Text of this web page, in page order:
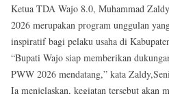
Ketua TDA Wajo 8.0, Muhammad
2026 merupakan program unggulan
inspiratif bagi pelaku usaha di
“Bupati Wajo siap memberikan
PWW 2026 mendatang,” kata
Ia menjelaskan, kegiatan tersebut akan